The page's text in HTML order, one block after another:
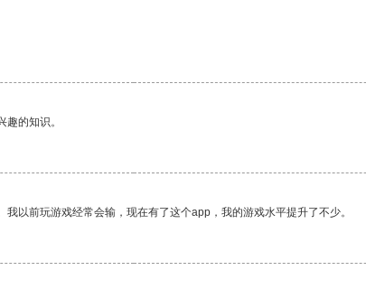
的知识。
以前玩游戏经常会输，现在有了这个app，我的游戏水平提升了不少。